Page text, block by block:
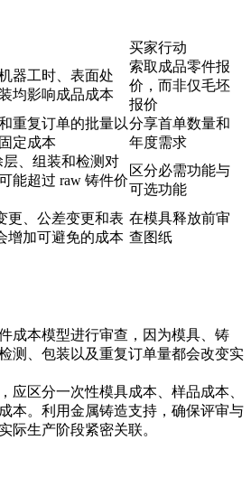
买家行动
器工时、表面处
均影响成品成本
索取成品零件报
价，而非仅毛坯
报价
重复订单的批量以
定成本
分享首单数量和
年度需求
、组装和检测对
能超过 raw 铸件价
区分必需功能与
可选功能
更、公差变更和表
增加可避免的成本
在模具释放前审
查图纸
成本模型进行审查，因为模具、铸
测、包装以及重复订单量都会改变实
应区分一次性模具成本、样品成本、
本。利用金属铸造支持 ，确保评审与
际生产阶段紧密关联。